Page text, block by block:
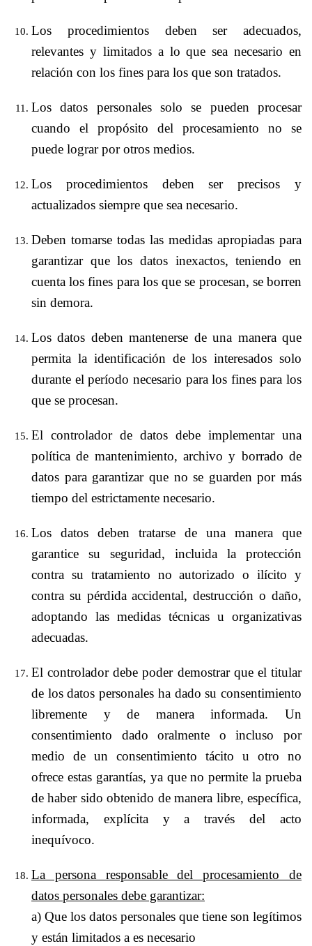
Los procedimientos deben ser adecuados,
relevantes y limitados a lo que sea necesario en
relación con los fines para los que son tratados.
Los datos personales solo se pueden procesar
cuando el propósito del procesamiento no se
puede lograr por otros medios.
Los procedimientos deben ser precisos y
actualizados siempre que sea necesario.
Deben tomarse todas las medidas apropiadas para
garantizar que los datos inexactos, teniendo en
cuenta los fines para los que se procesan, se borren
sin demora.
Los datos deben mantenerse de una manera que
permita la identificación de los interesados solo
durante el período necesario para los fines para los
que se procesan.
El controlador de datos debe implementar una
política de mantenimiento, archivo y borrado de
datos para garantizar que no se guarden por más
tiempo del estrictamente necesario.
Los datos deben tratarse de una manera que
garantice su seguridad, incluida la protección
contra su tratamiento no autorizado o ilícito y
contra su pérdida accidental, destrucción o daño,
adoptando las medidas técnicas u organizativas
adecuadas.
El controlador debe poder demostrar que el titular
de los datos personales ha dado su consentimiento
libremente y de manera informada. Un
consentimiento dado oralmente o incluso por
medio de un consentimiento tácito u otro no
ofrece estas garantías, ya que no permite la prueba
de haber sido obtenido de manera libre, específica,
informada, explícita y a través del acto
inequívoco.
La persona responsable del procesamiento de
datos personales debe garantizar:
a) Que los datos personales que tiene son legítimos
y están limitados a es necesario